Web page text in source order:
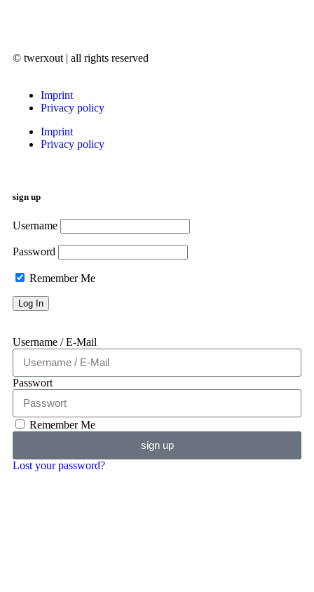
© twerxout | all rights reserved
Imprint
Privacy policy
Imprint
Privacy policy
sign up
Username
Password
Remember Me
Username / E-Mail
Passwort
Remember Me
sign up
Lost your password?